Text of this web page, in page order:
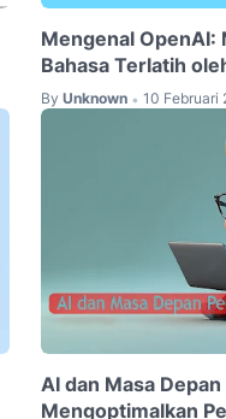
Mengenal OpenAI:
Bahasa Terlatih
By Unknown • 10 Februari
AI dan Masa
Mengoptimalkan